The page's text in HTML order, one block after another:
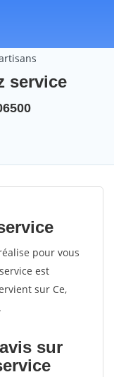
service
pour vous
est
sur Ce,
sur